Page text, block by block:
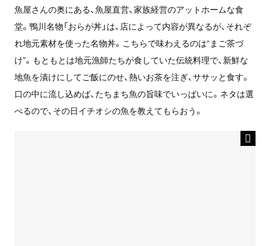
魚屋さんの奥にある、魚屋直営、家族経営のアットホームな食
堂。鴨川名物「おらが丼」は、店によって内容が異なるが、それぞ
れ地元素材を使った名物丼。こちらで味わえるのは“まご茶づ
け”。もともとは地元漁師たちが食していた伝統料理で、新鮮な
地魚を漬けにしてご飯にのせ、熱いお茶を注ぎ、ササッと食す。
口の中に流し込めば、たちまち魚の旨味でいっぱいに。ネタは選
べるので、その日イチオシの魚を教えてもらおう。